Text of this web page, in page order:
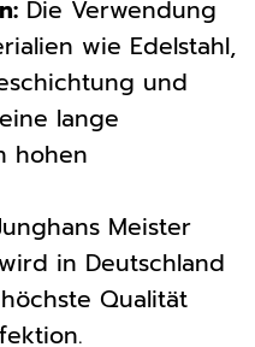
Die Verwendung
wie Edelstahl,
und
lange
hohen
Meister
in Deutschland
Qualität